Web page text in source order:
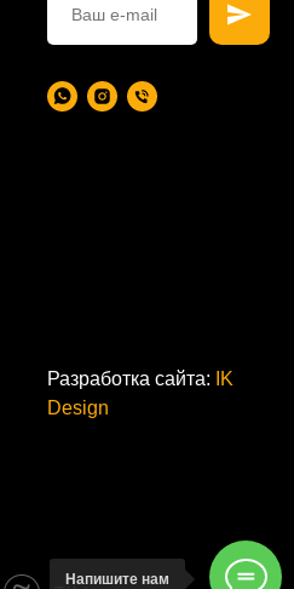
Разработка сайта:
IK
Design
Напишите нам